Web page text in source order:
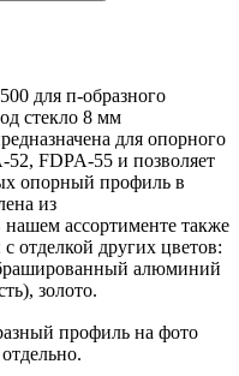
для п-образного
стекло 8 мм
для опорного
FDPA-55 и позволяет
опорный профиль в
из
ассортименте также
отделкой других цветов:
алюминий
золото.
профиль на фото